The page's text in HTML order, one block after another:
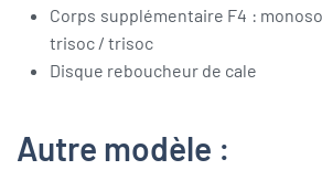
Corps supplémentaire F4 :
trisoc / trisoc
Disque reboucheur de cale
Autre modèle :